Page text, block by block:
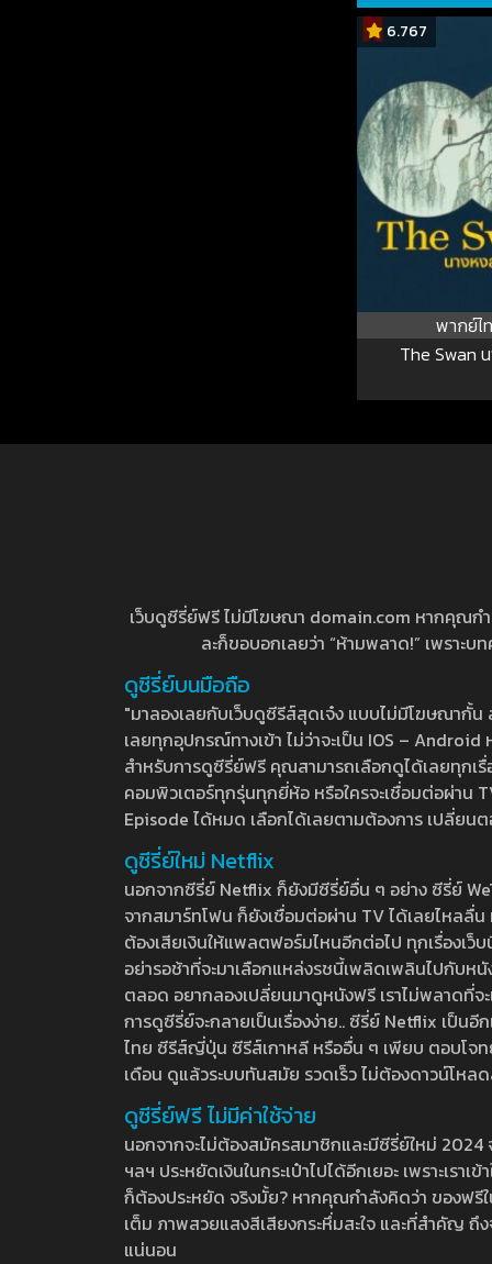
6.767
พากย์ไ
The Swan
เว็บดูซีรี่ย์ฟรี ไม่มีโฆษณา domain.com หากคุณก
ละก็ขอบอกเลยว่า “ห้ามพลาด!” เพราะ
ดูซีรี่ย์บนมือถือ
"มาลองเลยกับเว็บดูซีรีส์สุดเจ๋ง แบบไม่มีโฆษณากั้
เลยทุกอุปกรณ์ทางเข้า ไม่ว่าจะเป็น IOS –
สำหรับการดูซีรี่ย์ฟรี คุณสามารถเลือกดูได้เลยทุกเ
คอมพิวเตอร์ทุกรุ่นทุกยี่ห้อ หรือใครจะเชื่อมต่อผ่าน
Episode ได้หมด เลือกได้เลยตามต้องการ เปลี่ยน
ดูซีรี่ย์ใหม่ Netflix
นอกจากซีรี่ย์ Netflix ก็ยังมีซีรี่ย์อื่น ๆ อย่าง ซีรี่ย์
จากสมาร์ทโฟน ก็ยังเชื่อมต่อผ่าน TV ได้เลยไหลลื่
ต้องเสียเงินให้แพลตฟอร์มไหนอีกต่อไป ทุกเรื่องเว็
อย่ารอช้าที่จะมาเลือกแหล่งรชนี้เพลิดเพลินไปกับห
ตลอด อยากลองเปลี่ยนมาดูหนังฟรี เราไม่พลาดที่
การดูซีรี่ย์จะกลายเป็นเรื่องง่าย.. ซีรี่ย์ Netflix เป็น
ไทย ซีรีส์ญี่ปุ่น ซีรีส์เกาหลี หรืออื่น ๆ เพียบ ตอบโจท
เดือน ดูแล้วระบบทันสมัย รวดเร็ว ไม่ต้องดาวน์โห
ดูซีรี่ย์ฟรี ไม่มีค่าใช้จ่าย
นอกจากจะไม่ต้องสมัครสมาชิกและมีซีรี่ย์ใหม่
ฯลฯ ประหยัดเงินในกระเป๋าไปได้อีกเยอะ เพราะเร
ก็ต้องประหยัด จริงมั้ย? หากคุณกำลังคิดว่า ของฟ
เต็ม ภาพสวยแสงสีเสียงกระหึ่มสะใจ และที่สำคัญ
แน่นอน